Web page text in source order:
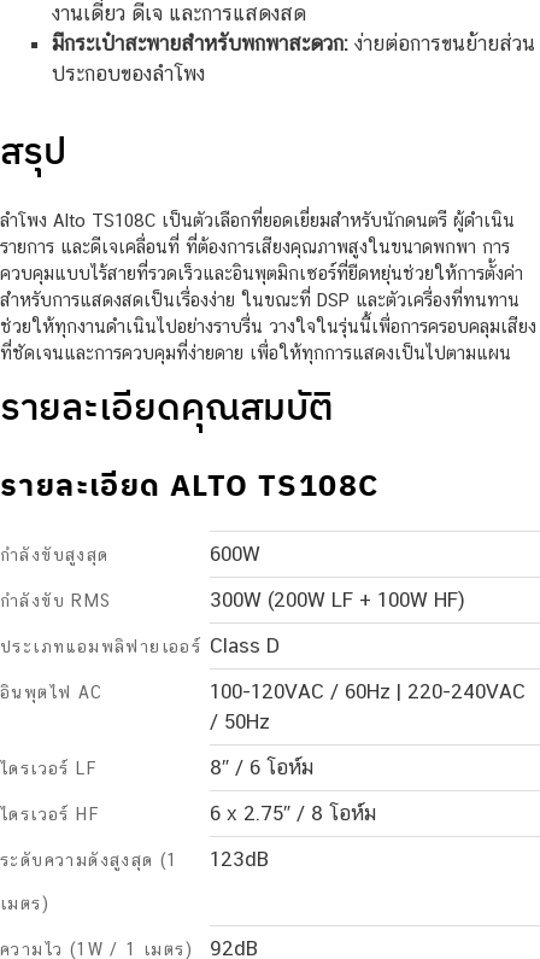
งานเดี่ยว ดีเจ และการแสดงสด
มีกระเป๋าสะพายสำหรับพกพาสะดวก:ง่ายต่อการขนย้ายส่วน
ประกอบของลำโพง
สรุป
ลำโพง Alto TS108C เป็นตัวเลือกที่ยอดเยี่ยมสำหรับนักดนตรี ผู้ดำเนิน
รายการ และดีเจเคลื่อนที่ ที่ต้องการเสียงคุณภาพสูงในขนาดพกพา การ
ควบคุมแบบไร้สายที่รวดเร็วและอินพุตมิกเซอร์ที่ยืดหยุ่นช่วยให้การตั้งค่า
สำหรับการแสดงสดเป็นเรื่องง่าย ในขณะที่ DSP และตัวเครื่องที่ทนทาน
ช่วยให้ทุกงานดำเนินไปอย่างราบรื่น วางใจในรุ่นนี้เพื่อการครอบคลุมเสียง
ที่ชัดเจนและการควบคุมที่ง่ายดาย เพื่อให้ทุกการแสดงเป็นไปตามแผน
รายละเอียดคุณสมบัติ
รายละเอียด ALTO TS108C
กำลังขับสูงสุด 600W
กำลังขับ RMS 300W (200W LF + 100W HF)
ประเภทแอมพลิฟายเออร์ Class D
อินพุตไฟ AC
100-120VAC / 60Hz | 220-240VAC
/ 50Hz
ไดรเวอร์ LF 8″ / 6 โอห์ม
ไดรเวอร์ HF 6 x 2.75″ / 8 โอห์ม
ระดับความดังสูงสุด (1
เมตร)
123dB
ความไว (1W / 1 เมตร) 92dB